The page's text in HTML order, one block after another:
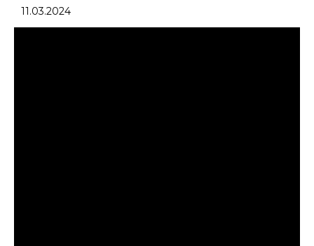
11.03.2024